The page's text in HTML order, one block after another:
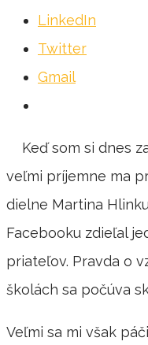
LinkedIn
Twitter
Gmail
Keď som si dnes
veľmi príjemne ma
dielne Martina
Facebooku zdieľal
priateľov. Pravda o
školách sa počúva
Veľmi sa mi však